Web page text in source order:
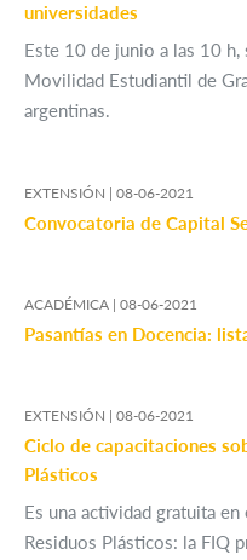
universidades
Este 10 de junio a las 10
Movilidad Estudiantil de
argentinas.
EXTENSIÓN | 08-06-2021
Convocatoria de Capital
ACADÉMICA | 08-06-2021
Pasantías en Docencia:
EXTENSIÓN | 08-06-2021
Ciclo de capacitaciones
Plásticos
Es una actividad gratuita en
Residuos Plásticos: la FIQ